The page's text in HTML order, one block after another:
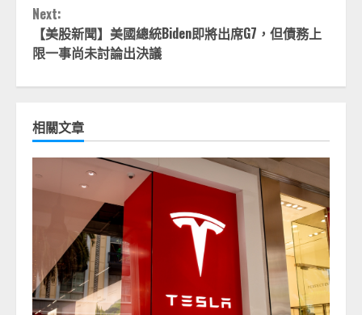
Next:
【美股新聞】美國總統Biden即將出席G7，但債務上
限一事尚未討論出決議
相關文章